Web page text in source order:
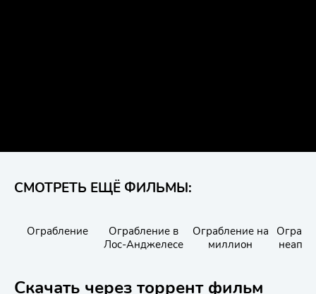
СМОТРЕТЬ ЕЩЁ ФИЛЬМЫ:
Ограбление
Ограбление в
Лос-Анджелесе
Ограбление на
миллион
Скачать через торрент фильм